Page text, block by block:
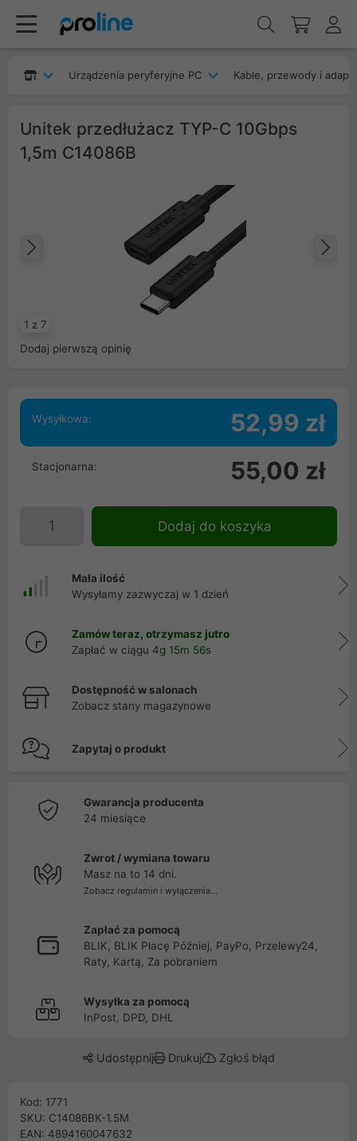
Urządzenia peryferyjne PC Kable, przewody i
Unitek przedłużacz TYP-C 10Gbps
1,5m C14086B
1 z 7
Poprzedni
Dodaj pierwszą opinię
Wysyłkowa: 52,99 zł
Stacjonarna: 55,00 zł
Dodaj do koszyka
Mała ilość
Wysyłamy zazwyczaj w 1 dzień
Zamów teraz, otrzymasz jutro
Zapłać w ciągu 4g 15m 55s
Dostępność w salonach
Zobacz stany magazynowe
Zapytaj o produkt
Gwarancja producenta
24 miesiące
Zwrot / wymiana towaru
Masz na to 14 dni.
Zobacz regulamin i wyłączenia...
Zapłać za pomocą
BLIK, BLIK Płacę Później, PayPo, Przelewy24,
Raty, Kartą, Za pobraniem
Wysyłka za pomocą
InPost, DPD, DHL
Udostępnij Drukuj Zgłoś błąd
Kod: 1771
SKU: C14086BK-1.5M
EAN: 4894160047632